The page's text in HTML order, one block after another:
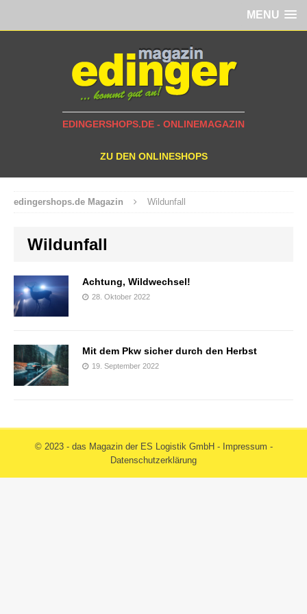
MENU
EDINGERSHOPS.DE - ONLINEMAGAZIN
ZU DEN ONLINESHOPS
edingershops.de Magazin Wildunfall
Wildunfall
Achtung, Wildwechsel!
28. Oktober 2022
Mit dem Pkw sicher durch den Herbst
19. September 2022
© 2023 - das Magazin der ES Logistik GmbH - Impressum -
Datenschutzerklärung